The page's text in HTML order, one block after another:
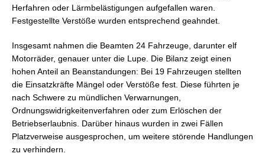
Herfahren oder Lärmbelästigungen aufgefallen waren.
Festgestellte Verstöße wurden entsprechend geahndet.
Insgesamt nahmen die Beamten 24 Fahrzeuge, darunter elf
Motorräder, genauer unter die Lupe. Die Bilanz zeigt einen
hohen Anteil an Beanstandungen: Bei 19 Fahrzeugen stellten
die Einsatzkräfte Mängel oder Verstöße fest. Diese führten je
nach Schwere zu mündlichen Verwarnungen,
Ordnungswidrigkeitenverfahren oder zum Erlöschen der
Betriebserlaubnis. Darüber hinaus wurden in zwei Fällen
Platzverweise ausgesprochen, um weitere störende Handlungen
zu verhindern.